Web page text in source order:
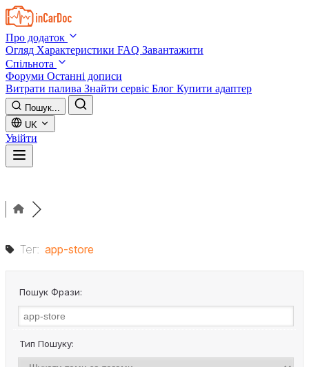
Skip to main content
Про додаток
Огляд Характеристики FAQ Завантажити
Спільнота
Форуми Останні дописи
Витрати палива Знайти сервіс Блог Купити адаптер
Пошук...
UK
Увійти
Тег: app-store
Пошук Фрази:
Тип Пошуку: